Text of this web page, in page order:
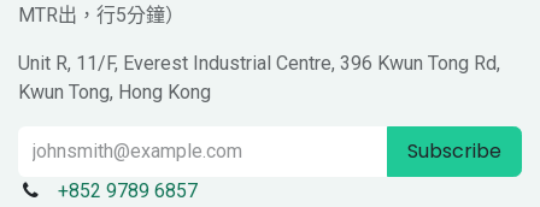
MTR出，行5分鐘）
Unit R, 11/F, Everest Industrial Centre, 396 Kwun Tong Rd,
Kwun Tong, Hong Kong
Subscribe
+852 9789 6857